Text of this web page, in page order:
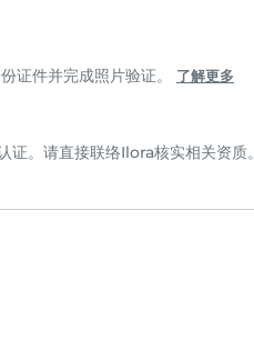
证件并完成照片验证。 了解更多
证。请直接联络Ilora核实相关资质。